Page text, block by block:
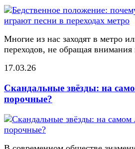
Многие из нас заходят в метро
переходов, не обращая
17.03.26
Скандальные звёзды: на
порочные?